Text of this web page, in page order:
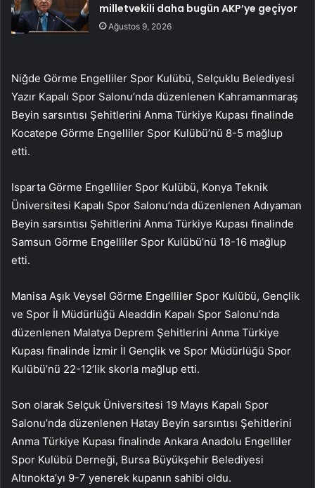
milletvekili daha bugün AKP’ye geçiyor
Ağustos 9, 2026
Niğde Görme Engelliler Spor Kulübü, Selçuklu Belediyesi
Yazır Kapalı Spor Salonu’nda düzenlenen Kahramanmaraş
Beyin sarsıntısı Şehitlerini Anma Türkiye Kupası finalinde
Kocatepe Görme Engelliler Spor Kulübü’nü 8-5 mağlup
etti.
Isparta Görme Engelliler Spor Kulübü, Konya Teknik
Üniversitesi Kapalı Spor Salonu’nda düzenlenen Adıyaman
Beyin sarsıntısı Şehitlerini Anma Türkiye Kupası finalinde
Samsun Görme Engelliler Spor Kulübü’nü 18-16 mağlup
etti.
Manisa Aşık Veysel Görme Engelliler Spor Kulübü, Gençlik
ve Spor İl Müdürlüğü Aleaddin Kapalı Spor Salonu’nda
düzenlenen Malatya Deprem Şehitlerini Anma Türkiye
Kupası finalinde İzmir İl Gençlik ve Spor Müdürlüğü Spor
Kulübü’nü 22-12’lik skorla mağlup etti.
Son olarak Selçuk Üniversitesi 19 Mayıs Kapalı Spor
Salonu’nda düzenlenen Hatay Beyin sarsıntısı Şehitlerini
Anma Türkiye Kupası finalinde Ankara Anadolu Engelliler
Spor Kulübü Derneği, Bursa Büyükşehir Belediyesi
Altınokta’yı 9-7 yenerek kupanın sahibi oldu.